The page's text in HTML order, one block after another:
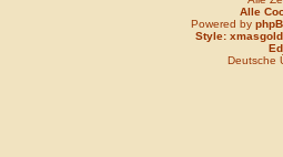
Alle
Powered by
Style: xmasgold
Deutsche